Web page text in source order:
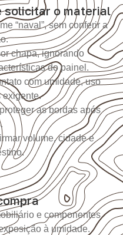
solicitar o material
“naval”, sem conferir a
chapa, ignorando
do painel.
com umidade, uso
exigente.
as bordas após
volume, cidade e
e componentes
à umidade.